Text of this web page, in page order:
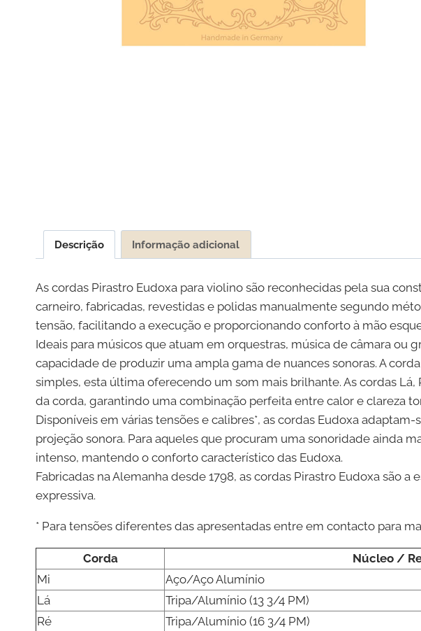
Descrição Informação adicional
As cordas Pirastro Eudoxa para violino são reconhecidas pela sua
carneiro, fabricadas, revestidas e polidas manualmente segundo
tensão, facilitando a execução e proporcionando conforto à mão
Ideais para músicos que atuam em orquestras, música de câmara ou
capacidade de produzir uma ampla gama de nuances sonoras. A
simples, esta última oferecendo um som mais brilhante. As cordas
da corda, garantindo uma combinação perfeita entre calor e clareza
Disponíveis em várias tensões e calibres*, as cordas Eudoxa
projeção sonora. Para aqueles que procuram uma sonoridade ainda
intenso, mantendo o conforto característico das Eudoxa.
Fabricadas na Alemanha desde 1798, as cordas Pirastro Eudoxa são
expressiva.
* Para tensões diferentes das apresentadas entre em contacto para
Corda Núcleo /
Mi
Aço/Aço Alumínio
Lá
Tripa/Alumínio (13 3/4 PM)
Ré
Tripa/Alumínio (16 3/4 PM)